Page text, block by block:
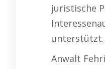
juristische
unterstützt.
Anwalt